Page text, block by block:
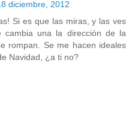
diciembre, 2012
Si es que las miras, y las ves
cambia una la dirección de la
rompan. Se me hacen ideales
Navidad, ¿a ti no?